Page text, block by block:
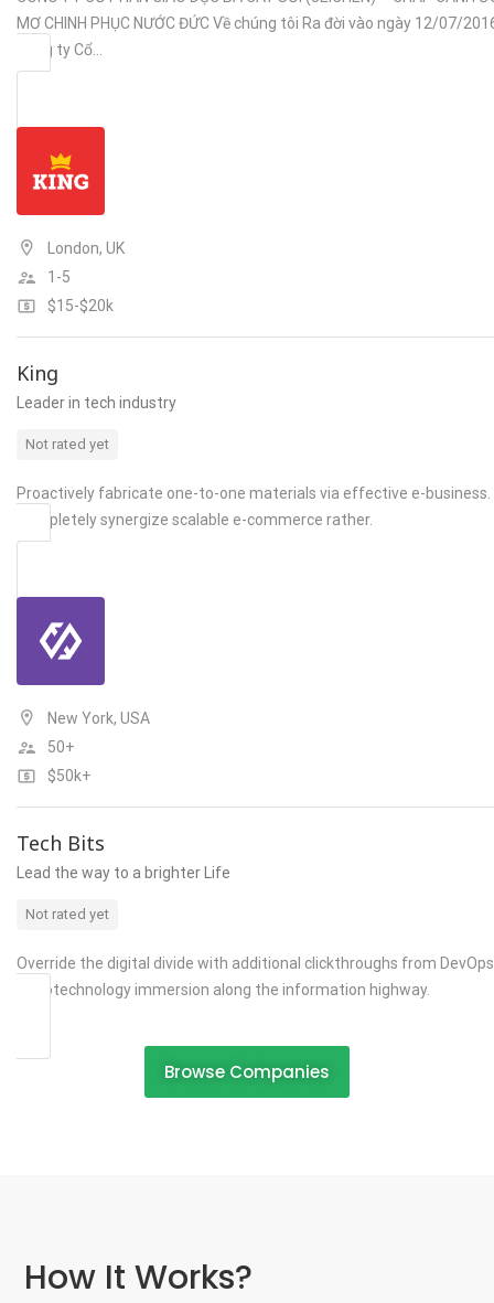
MƠ CHINH PHỤC NƯỚC ĐỨC Về chúng tôi Ra đời vào ngày 12/07/
Công ty Cổ…
London, UK
1-5
$15-$20k
King
Leader in tech industry
Not rated yet
Proactively fabricate one-to-one materials via effective e-business.
Completely synergize scalable e-commerce rather.
New York, USA
50+
$50k+
Tech Bits
Lead the way to a brighter Life
Not rated yet
Override the digital divide with additional clickthroughs from
Nanotechnology immersion along the information highway.
Browse Companies
How It Works?